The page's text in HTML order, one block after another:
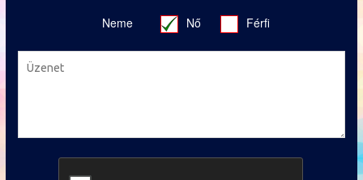
Neme Nő Férfi